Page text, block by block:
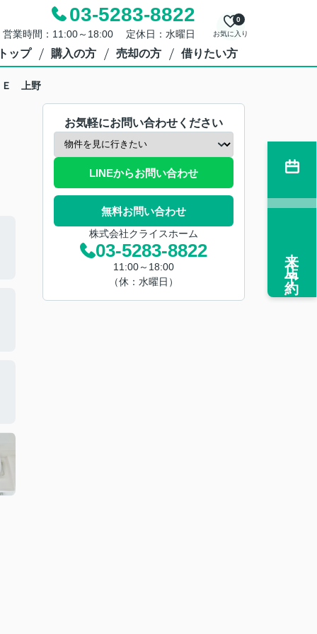
03-5283-8822
営業時間：11:00～18:00 定休日：水曜日 お気に入り
0
ップ 購入の方 売却の方 借りたい方
Ｅ 上野
お気軽にお問い合わせください
LINEからお問い合わせ
無料お問い合わせ
株式会社クライスホーム
03-5283-8822
11:00～18:00
（休：水曜日）
来店予約